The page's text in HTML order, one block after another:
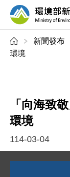
前往中央內容區
環境部
新聞發布
環境
「向海致
環境
114-03-04